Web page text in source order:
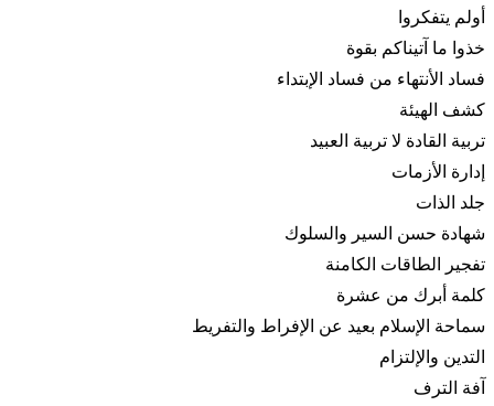
أولم يتفكروا
خذوا ما آتيناكم بقوة
فساد الأنتهاء من فساد الإبتداء
كشف الهيئة
تربية القادة لا تربية العبيد
إدارة الأزمات
جلد الذات
شهادة حسن السير والسلوك
تفجير الطاقات الكامنة
كلمة أبرك من عشرة
سماحة الإسلام بعيد عن الإفراط والتفريط
التدين والإلتزام
آفة الترف